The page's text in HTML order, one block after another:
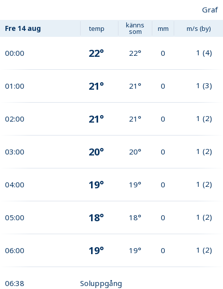
Graf
Fre 14 aug temp känns
som mm m/s (by)
00:00 22° 22° 0 1 (4)
01:00 21° 21° 0 1 (3)
02:00 21° 21° 0 1 (2)
03:00 20° 20° 0 1 (2)
04:00 19° 19° 0 1 (2)
05:00 18° 18° 0 1 (2)
06:00 19° 19° 0 1 (2)
06:38 Soluppgång